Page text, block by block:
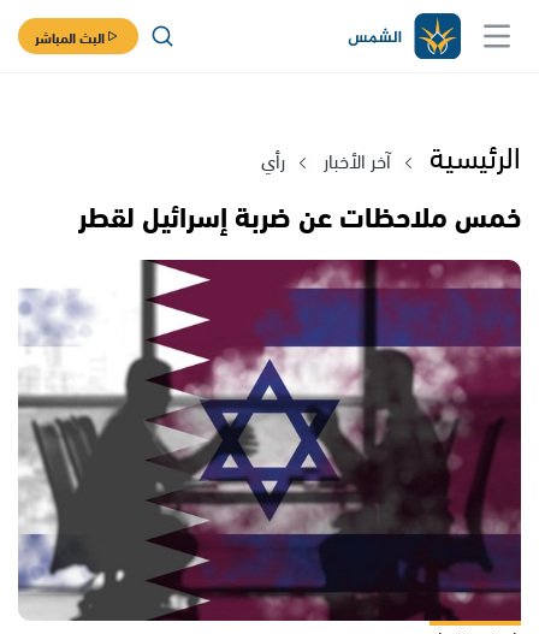
البث المباشر
الرئيسية آخر الأخبار رأي
خمس ملاحظات عن ضربة إسرائيل لقطر